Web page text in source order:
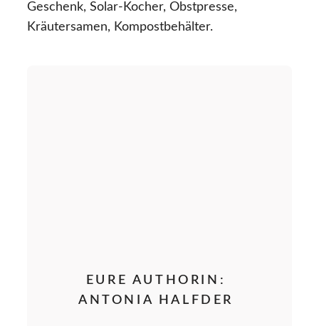
Geschenk, Solar-Kocher, Obstpresse,
Kräutersamen, Kompostbehälter.
EURE AUTHORIN:
ANTONIA HALFDER